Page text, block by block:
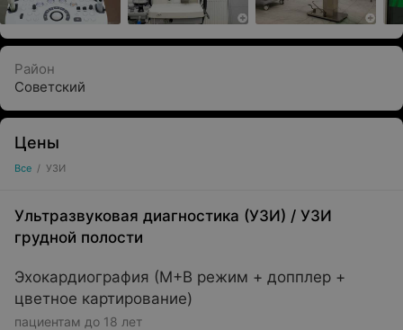
Район
Советский
Цены
Все / УЗИ
Ультразвуковая диагностика (УЗИ) / УЗИ
грудной полости
Эхокардиография (М+В режим + допплер +
цветное картирование)
пациентам до 18 лет